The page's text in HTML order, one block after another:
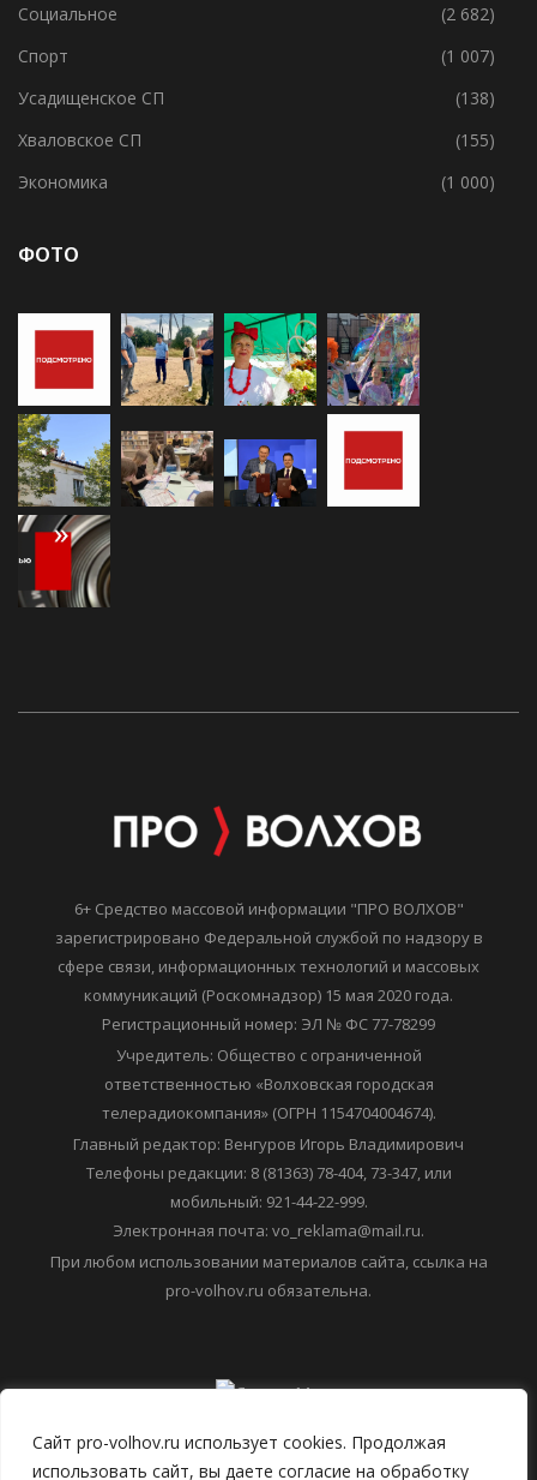
Сайт pro-volhov.ru использует cookies. Продолжая
использовать сайт, вы даете согласие на обработку
Свирицкое СП
(1)
Социальное
(2 682)
Спорт
(1 007)
Усадищенское СП
(138)
Хваловское СП
(155)
6+ Средство массовой информации "ПРО ВОЛХОВ"
зарегистрировано Федеральной службой по надзору в
сфере связи, информационных технологий и массовых
коммуникаций (Роскомнадзор) 15 мая 2020 года.
Регистрационный номер: ЭЛ № ФС 77-78299
Учредитель: Общество с ограниченной
ответственностью «Волховская городская
телерадиокомпания» (ОГРН 1154704004674).
Главный редактор: Венгуров Игорь Владимирович
Телефоны редакции: 8 (81363) 78-404, 73-347, или
Электронная почта: vo_reklama@mail.ru.